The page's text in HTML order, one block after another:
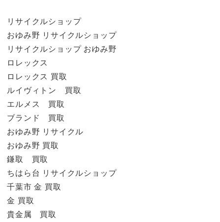
リサイクルショップ
おゆみ野 リサイクルショップ
リサイクルショップ おゆみ野
ロレックス
ロレックス 買取
ルイヴィトン 買取
エルメス 買取
ブランド 買取
おゆみ野 リサイクル
おゆみ野 買取
鎌取 買取
ちはら台 リサイクルショップ
千葉市 金 買取
金 買取
貴金属 買取